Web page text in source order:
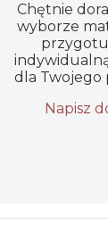
Chętnie
wyborze
dla Twojego
Napisz